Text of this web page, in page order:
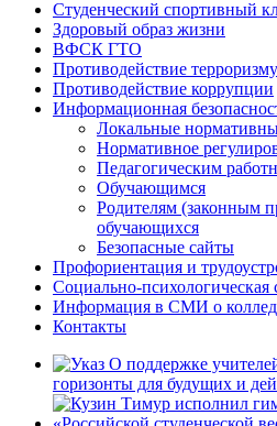
Студенческий
Здоровый образ жизни
ВФСК ГТО
Противодействие
Противодействие коррупции
Информационная
Локальные
Нормативное
Педагогическим
Обучающимся
Родителям (законным
обучающихся
Безопасные сайты
Профориентация и
Социально-психологическая
Информация в СМИ о
Контакты
горизонты для будущих и